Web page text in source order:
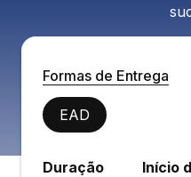
Formas de Entrega
EAD
Duração
Início